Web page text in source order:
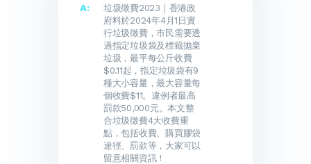
垃圾徵費2023｜香港政
府料於2024年4月1日實
行垃圾徵費，市民需要透
過指定垃圾袋及標籤拋棄
垃圾，最平每公斤收費
$0.11起，指定垃圾袋有9
種大小容量，最大容量每
個收費$11。違例者最高
罰款50,000元。本文整
合垃圾徵費4大收費重
點，包括收費、購買膠袋
途徑、罰款等，大家可以
留意相關資訊！